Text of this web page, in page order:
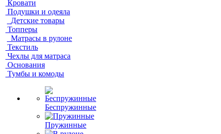
Кровати
Подушки и одеяла
Детские товары
Топперы
Матрасы в рулоне
Текстиль
Чехлы для матраса
Основания
Тумбы и комоды
Беспружинные
Пружинные